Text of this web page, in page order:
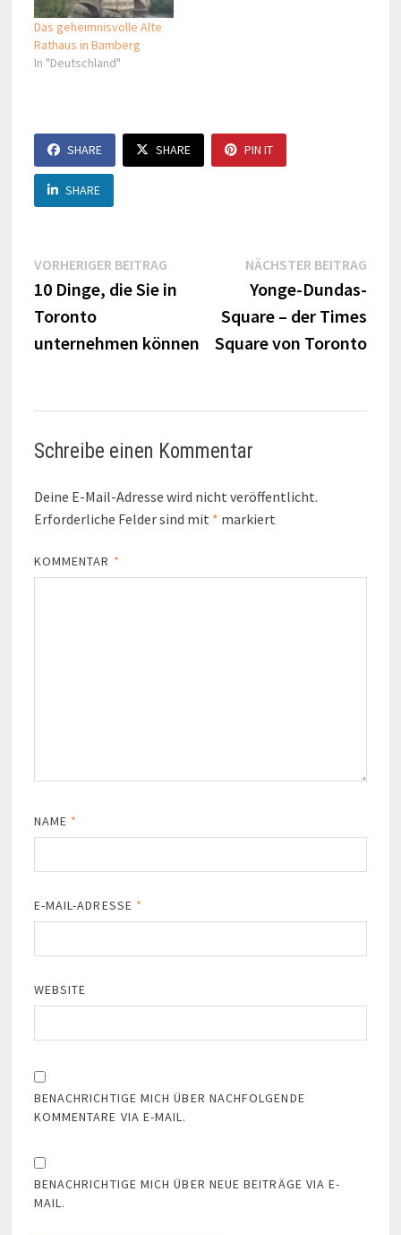
Das geheimnisvolle Alte
Rathaus in Bamberg
In "Deutschland"
SHARE SHARE PIN IT
SHARE
Beitragsnavigation
VORHERIGER BEITRAGVorheriger
Beitrag:
10 Dinge, die Sie in
Toronto
unternehmen können
NÄCHSTER BEITRAG
Yonge-Dundas-
Square – der Times
Square von Toronto
Schreibe einen Kommentar
Deine E-Mail-Adresse wird nicht veröffentlicht.
Erforderliche Felder sind mit * markiert
KOMMENTAR *
NAME *
E-MAIL-ADRESSE *
WEBSITE
BENACHRICHTIGE MICH ÜBER NACHFOLGENDE
KOMMENTARE VIA E-MAIL.
BENACHRICHTIGE MICH ÜBER NEUE BEITRÄGE VIA E-
MAIL.